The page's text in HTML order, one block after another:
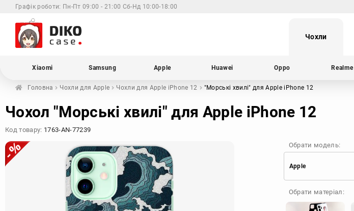
Графік роботи: Пн-Пт 09:00 - 21:00 Сб-Нд 10:00-18:00
Чохли
Xiaomi Samsung Apple Huawei Oppo Realme
Головна Чохли для Apple Чохли для Apple iPhone 12 "Морські хвилі" для Apple iPhone 12
Чохол "Морські хвилі" для Apple iPhone 12
Код товару: 1763-AN-77239
Обрати модель:
Apple
Samsung
Apple
Oppo
Realme
Обрати матеріал: